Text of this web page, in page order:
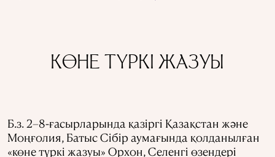
КӨНЕ ТҮРКІ ЖАЗУЫ
Б.з. 2–8-ғасырларында қазіргі Қазақстан және
Моңғолия, Батыс Сібір аумағында қолданылған
«көне түркі жазуы» Орхон, Селенгі өзендері